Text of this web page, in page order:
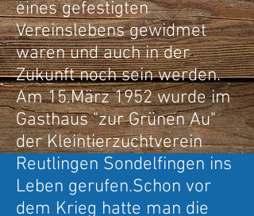
eines gefestigten
Vereinslebens gewidmet
waren und auch in der
Zukunft noch sein werden.
Am 15.März 1952 wurde im
Gasthaus "zur Grünen Au"
der Kleintierzuchtverein
Reutlingen Sondelfingen ins
Leben gerufen.Schon vor
dem Krieg hatte man die